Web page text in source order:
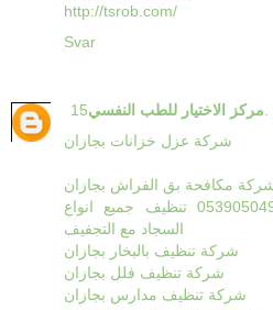
http://tsrob.com/
Svar
مركز الاختيار للطب النفسي
شركة عزل خزانات بجازان
مكافحة بق الفراش بجازان
شركة تنظيف سجاد بجازان 0539050497 تنظيف جميع انواع
السجاد مع التجفيف
شركة تنظيف بالبخار بجازان
شركة تنظيف فلل بجازان
شركة تنظيف مدارس بجازان